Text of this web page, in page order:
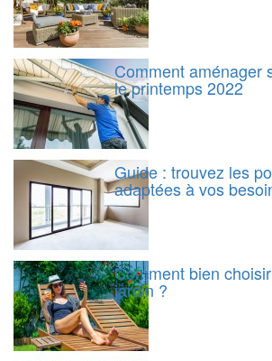
Comment aménager
le printemps 2022
Guide : trouvez les
adaptées à vos
Comment bien
jardin ?